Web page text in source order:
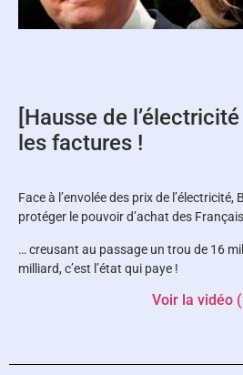
[Hausse de
les factures !
Face à l’envolée des prix de
protéger le pouvoir d’achat des
… creusant au passage un trou de 16
milliard, c’est l’état qui paye !
Voir la vidéo